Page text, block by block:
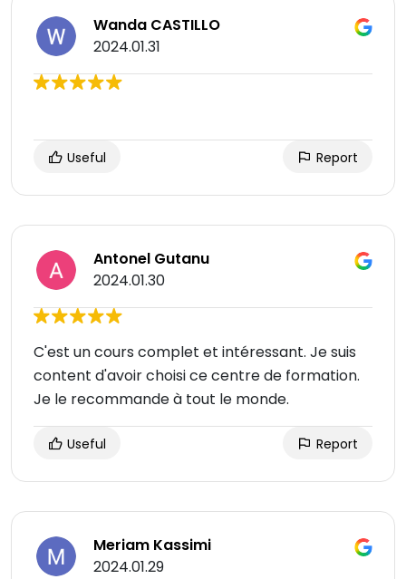
Wanda CASTILLO
2024.01.31
Useful Report
Antonel Gutanu
2024.01.30
C'est un cours complet et intéressant. Je suis
content d'avoir choisi ce centre de formation.
Je le recommande à tout le monde.
Useful Report
Meriam Kassimi
2024.01.29